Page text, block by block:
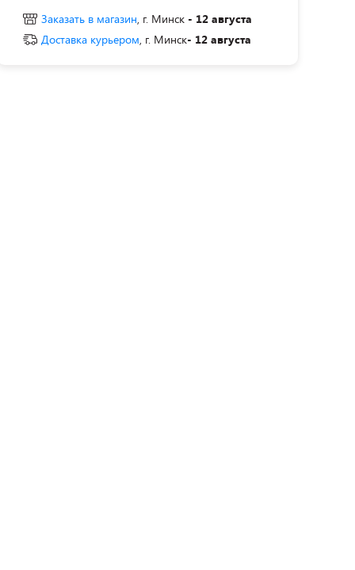
Заказать в магазин, г. Минск - 12 августа
Доставка курьером, г. Минск- 12 августа